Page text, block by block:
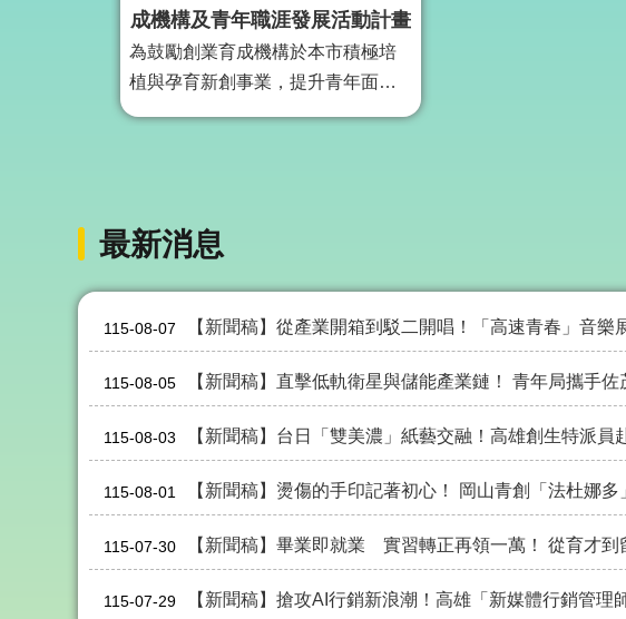
成機構及青年職涯發展活動計畫
為鼓勵創業育成機構於本市積極培
植與孕育新創事業，提升青年面對
職涯發展之應變能力及就業競爭
務的機構或團體，整合政府與民間
資源，發揮加乘效果，提升本市創
業資源能量，培育本市青年創業人
才。
最新消息
115-08-07 【新聞稿】從產業開箱到駁二開唱！「高速青春」音樂展演8/23免費登場 2組培育樂團首發全新單曲 3組人
115-08-05 【新聞稿】直擊低軌衛星與儲能產業鏈！ 青年局攜手佐茂 培育產
115-08-03 【新聞稿】台日「雙美濃」紙藝交融！高雄創生特派員赴日 直擊1300年和
115-08-01 【新聞稿】燙傷的手印記著初心！ 岡山青創「法杜娜多」金牌主廚築夢 成父親節犒
115-07-30 【新聞稿】畢業即就業 實習轉正再領一萬！ 從育才到留才 青年局攜手聯合骨科共育產
115-07-29 【新聞稿】搶攻AI行銷新浪潮！高雄「新媒體行銷管理師」認證即日起開 放報名 串聯45家產學機構強強聯手 9/